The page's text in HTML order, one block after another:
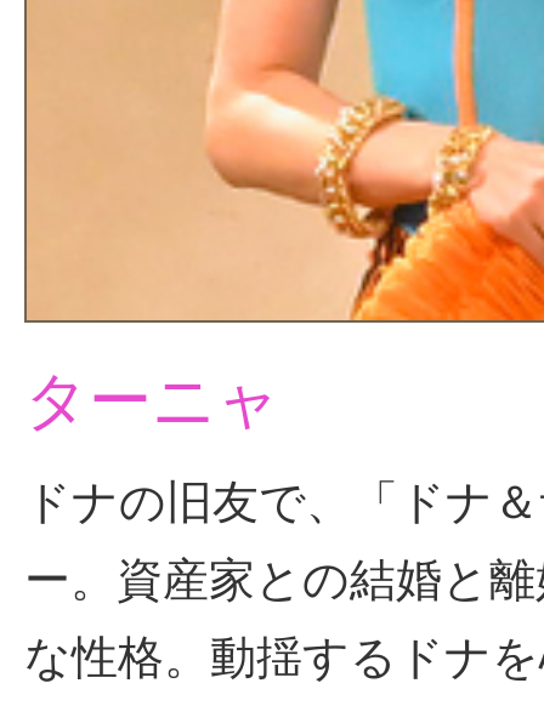
ターニャ
ドナの旧友で、「ドナ
ー。資産家との結婚と
な性格。動揺するドナ